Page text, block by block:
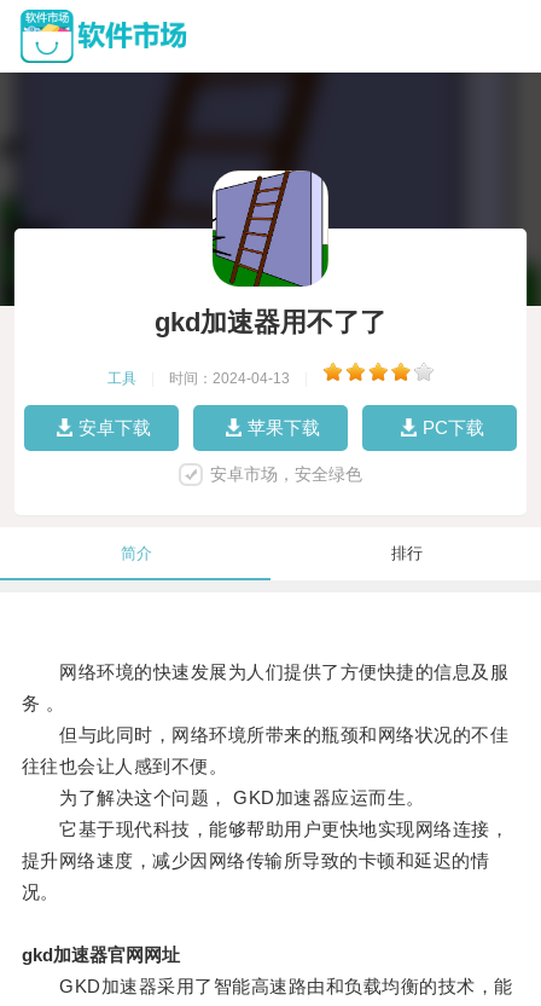
gkd加速器用不了了
工具 时间：2024-04-13
安卓下载 苹果下载 PC下载
安卓市场，安全绿色
简介 排行
网络环境的快速发展为人们提供了方便快捷的信息及服
务 。
但与此同时，网络环境所带来的瓶颈和网络状况的不佳
往往也会让人感到不便。
为了解决这个问题， GKD加速器应运而生。
它基于现代科技，能够帮助用户更快地实现网络连接，
提升网络速度，减少因网络传输所导致的卡顿和延迟的情
况。
gkd加速器官网网址
GKD加速器采用了智能高速路由和负载均衡的技术，能